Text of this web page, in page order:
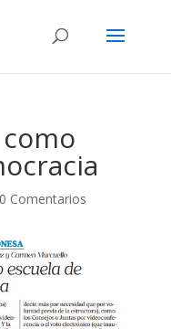
0 Comentarios